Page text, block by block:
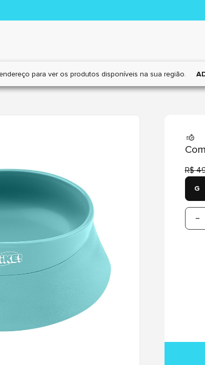
para ver os produtos disponíveis na sua região.
R$
G